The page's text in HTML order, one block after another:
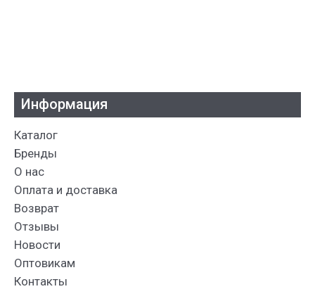
Информация
Каталог
Бренды
О нас
Оплата и доставка
Возврат
Отзывы
Новости
Оптовикам
Контакты